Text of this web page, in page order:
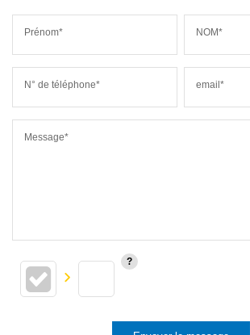
Prénom* NOM*
N° de téléphone* email*
Message*